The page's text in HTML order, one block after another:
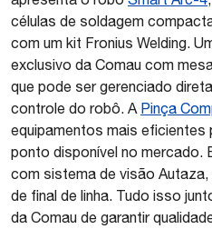
células de soldagem
com um kit Fronius Welding.
exclusivo da Comau com
que pode ser gerenciado
controle do robô. A Pinça
equipamentos mais eficientes
ponto disponível no mercado.
com sistema de visão
de final de linha. Tudo isso
da Comau de garantir